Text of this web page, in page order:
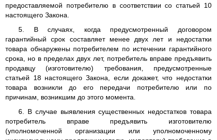
предоставляемой потребителю в соответствии со статьей 10
настоящего Закона.
5. В случаях, когда предусмотренный договором
гарантийный срок составляет менее двух лет и недостатки
товара обнаружены потребителем по истечении гарантийного
срока, но в пределах двух лет, потребитель вправе предъявить
продавцу (изготовителю) требования, предусмотренные
статьей 18 настоящего Закона, если докажет, что недостатки
товара возникли до его передачи потребителю или по
причинам, возникшим до этого момента.
6. В случае выявления существенных недостатков товара
потребитель вправе предъявить изготовителю
(уполномоченной организации или уполномоченному